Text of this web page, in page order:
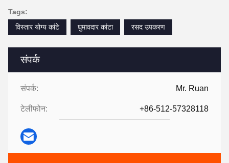
संपर्क
संपर्क: Mr. Ruan
टेलीफोन: +86-512-57328118
Tags:
विस्तार योग्य कांटे
घुमावदार कांटा रसद उपकरण